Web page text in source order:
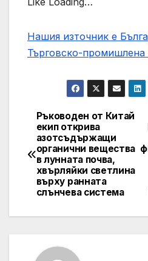
Нашия източник е
Търговско-промишлена
Post
navigation
Ръководен от Китай
екип открива
азотсъдържащи
органични вещества
в лунната почва,
хвърляйки светлина
върху ранната
слънчева система